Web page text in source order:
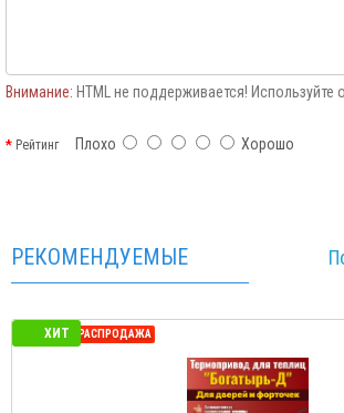
Внимание: HTML не поддерживается! Используйте
РейтингПлохо Хорошо
РЕКОМЕНДУЕМЫЕ
ХИТ
СЕЗОННАЯ РАСПРОДАЖА